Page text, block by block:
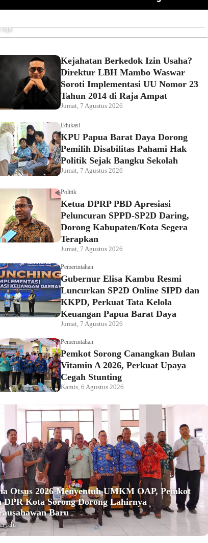
Kejahatan Berkedok Izin Usaha?
Direktur LBH Mambo Waswar
Soroti Implementasi UU Nomor 23
Tahun 2014 di Raja Ampat
Jumat, 7 Agustus 2026
Edukasi
KPU Papua Barat Daya Dorong
Pemilih Disabilitas Pahami Hak
Politik Sejak Bangku Sekolah
Jumat, 7 Agustus 2026
Politik
Ketua DPRP PBD Apresiasi
Peluncuran SPPD-SP2D Daring,
Dorong Kabupaten/Kota Segera
Terapkan
Jumat, 7 Agustus 2026
Pemerintahan
Gubernur Elisa Kambu Resmi
Luncurkan SP2D Online SIPD dan
KKPD, Perkuat Tata Kelola
Keuangan Papua Barat Daya
Jumat, 7 Agustus 2026
Pemerintahan
Pemkot Sorong Canangkan Bulan
Vitamin A 2026, Perkuat Upaya
Cegah Stunting
Kamis, 6 Agustus 2026
Otsus 2026 Menyentuh UMKM OAP, Pemkot
DPR Kota Sorong Dorong Lahirnya
Baru
lalu